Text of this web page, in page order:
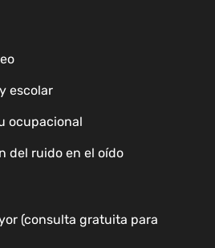
escolar
ocupacional
del ruido en el oído
(consulta gratuita para